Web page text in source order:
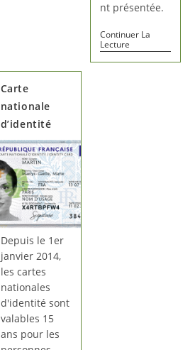
nt présentée.
Continuer La
Lecture
Carte
nationale
d’identité
Depuis le 1er
janvier 2014,
les cartes
nationales
d'identité sont
valables 15
ans pour les